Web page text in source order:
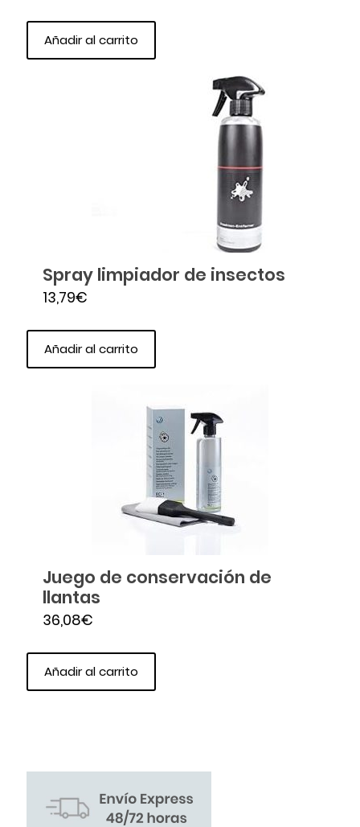
Añadir al carrito
Spray limpiador de insectos
13,79€
Añadir al carrito
Juego de conservación de
llantas
36,08€
Añadir al carrito